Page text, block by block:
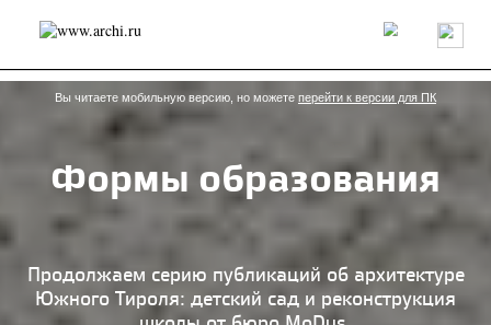
Россия Мир Технологии Интерьер Пресса
Архитекторы
Проекты
Конкурсы События Книги Вакансии
send.project Анонсы конкурсов
Блог
Исследование
Обзор
Результаты конкурса
Дизайн
Иностранцы в России
Интерьер
Книги
Наследие Образование
Урбанистика
Вы читаете мобильную версию, но можете перейти к версии для ПК
Формы образования
Продолжаем серию публикаций об архитектуре
Южного Тироля: детский сад и реконструкция